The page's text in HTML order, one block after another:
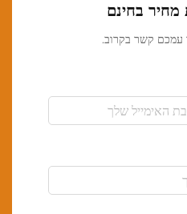
מחיר בחינם
עמכם קשר בקרוב.